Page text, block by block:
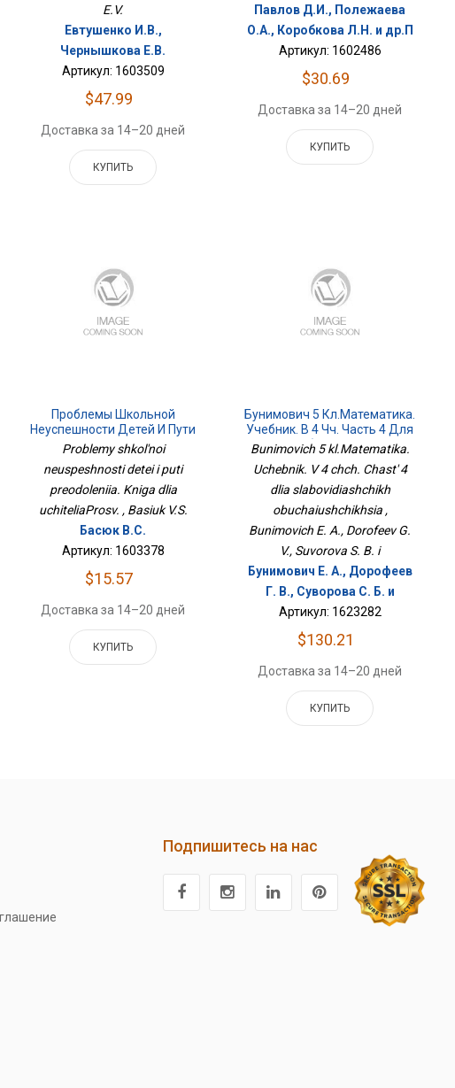
E.V.
Евтушенко И.В.,
Чернышкова Е.В.
Артикул: 1603509
$47.99
Доставка за 14–20 дней
КУПИТЬ
Павлов Д.И., Полежаева
О.А., Коробкова Л.Н. и др.П
Артикул: 1602486
$30.69
Доставка за 14–20 дней
КУПИТЬ
Проблемы Школьной
Неуспешности Детей И Пути
Преодоления. Книга Для
УчителяПросв.
Problemy shkol'noi
neuspeshnosti detei i puti
preodoleniia. Kniga dlia
uchiteliaProsv. , Basiuk V.S.
Басюк В.С.
Артикул: 1603378
$15.57
Доставка за 14–20 дней
КУПИТЬ
Бунимович 5 Кл.Математика.
Учебник. В 4 Чч. Часть 4 Для
Слабовидящих
Bunimovich 5 kl.Matematika.
Uchebnik. V 4 chch. Chast' 4
dlia slabovidiashchikh
obuchaiushchikhsia ,
Bunimovich E. A., Dorofeev G.
V., Suvorova S. B. i
Бунимович Е. А., Дорофеев
Г. В., Суворова С. Б. и
Артикул: 1623282
$130.21
Доставка за 14–20 дней
КУПИТЬ
Подпишитесь на нас